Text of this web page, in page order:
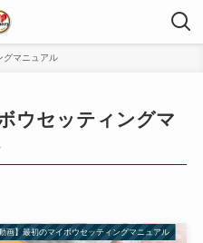
グマニュアル
ウセッティングマ
画】最初のマイボウセッティングマニュアル